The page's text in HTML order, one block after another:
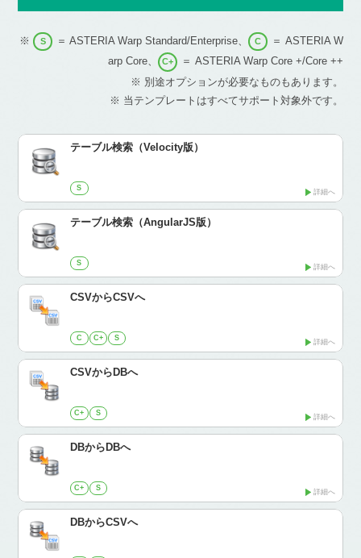
※ S ＝ ASTERIA Warp Standard/Enterprise、 C
＝ ASTERIA W
arp Core、
C+
＝ ASTERIA Warp Core +/Core ++
※ 別途オプションが必要なものもあります。
※ 当テンプレートはすべてサポート対象外です。
テーブル検索（Velocity版）
S 詳細へ
テーブル検索（AngularJS版）
S 詳細へ
CSVからCSVへ
C C+ S 詳細へ
CSVからDBへ
C+ S 詳細へ
DBからDBへ
C+ S 詳細へ
DBからCSVへ